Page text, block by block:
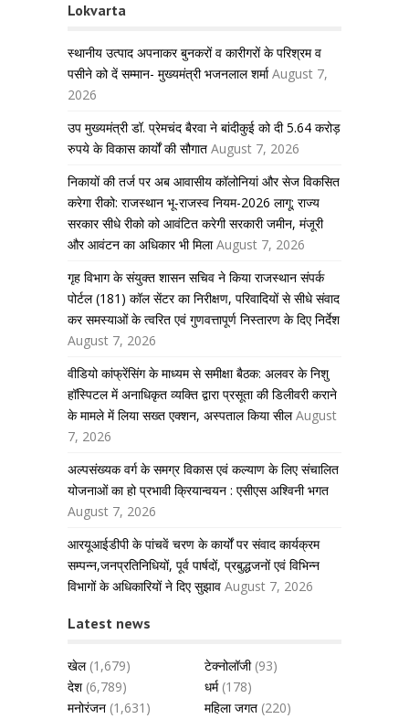
Lokvarta
स्थानीय उत्पाद अपनाकर बुनकरों व कारीगरों के परिश्रम व
पसीने को दें सम्मान- मुख्यमंत्री भजनलाल शर्मा August 7,
2026
उप मुख्यमंत्री डॉ. प्रेमचंद बैरवा ने बांदीकुई को दी 5.64 करोड़
रुपये के विकास कार्यों की सौगात August 7, 2026
निकायों की तर्ज पर अब आवासीय कॉलोनियां और सेज विकसित
करेगा रीको: राजस्थान भू-राजस्व नियम-2026 लागू; राज्य
सरकार सीधे रीको को आवंटित करेगी सरकारी जमीन, मंजूरी
और आवंटन का अधिकार भी मिला August 7, 2026
गृह विभाग के संयुक्त शासन सचिव ने किया राजस्थान संपर्क
पोर्टल (181) कॉल सेंटर का निरीक्षण, परिवादियों से सीधे संवाद
कर समस्याओं के त्वरित एवं गुणवत्तापूर्ण निस्तारण के दिए निर्देश
August 7, 2026
वीडियो कांफ्रेंसिंग के माध्यम से समीक्षा बैठक: अलवर के निशु
हॉस्पिटल में अनाधिकृत व्यक्ति द्वारा प्रसूता की डिलीवरी कराने
के मामले में लिया सख्त एक्शन, अस्पताल किया सील August
7, 2026
अल्पसंख्यक वर्ग के समग्र विकास एवं कल्याण के लिए संचालित
योजनाओं का हो प्रभावी क्रियान्वयन : एसीएस अश्विनी भगत
August 7, 2026
आरयूआईडीपी के पांचवें चरण के कार्यों पर संवाद कार्यक्रम
सम्पन्न,जनप्रतिनिधियों, पूर्व पार्षदों, प्रबुद्धजनों एवं विभिन्न
विभागों के अधिकारियों ने दिए सुझाव August 7, 2026
Latest news
खेल(1,679) टेक्नोलॉजी(93)
देश(6,789) धर्म(178)
मनोरंजन (1,631) महिला जगत (220)